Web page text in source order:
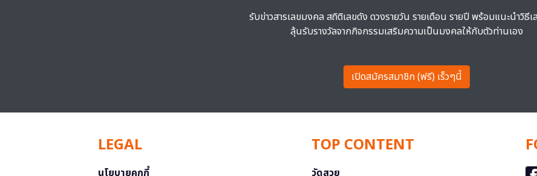
รับข่าวสารเลขมงคล สถิติเลขดัง ดวงรายวัน รายเดือน รายปี พร้อมแนะนำวิธีเ
ลุ้นรับรางวัลจากกิจกรรมเสริมความเป็นมงคลให้กับตัวท่านเอง
เปิดสมัครสมาชิก (ฟรี) เร็วๆนี้
LEGAL
นโยบายคุกกี้
TOP CONTENT
วัดสวย